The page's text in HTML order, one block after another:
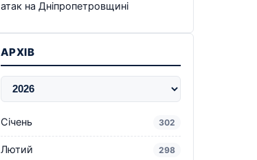
атак на Дніпропетровщині
АРХІВ
Січень 302
Лютий 298